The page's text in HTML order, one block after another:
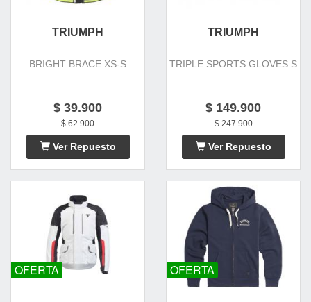
TRIUMPH
BRIGHT BRACE XS-S
$ 39.900
$ 62.900
Ver Repuesto
TRIUMPH
TRIPLE SPORTS GLOVES S
$ 149.900
$ 247.900
Ver Repuesto
OFERTA OFERTA